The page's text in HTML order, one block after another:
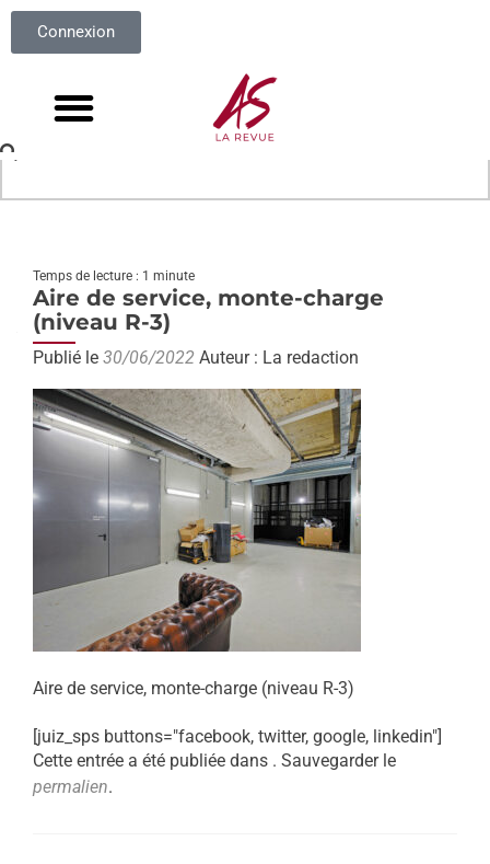
Connexion
Temps de lecture : 1 minute
Aire de service, monte-charge
(niveau R-3)
Publié le 30/06/2022 Auteur : La redaction
Aire de service, monte-charge (niveau R-3)
[juiz_sps buttons="facebook, twitter, google, linkedin"]
Cette entrée a été publiée dans . Sauvegarder le
permalien.